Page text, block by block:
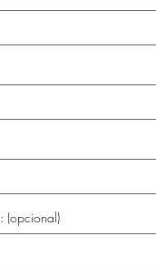
(opcional)